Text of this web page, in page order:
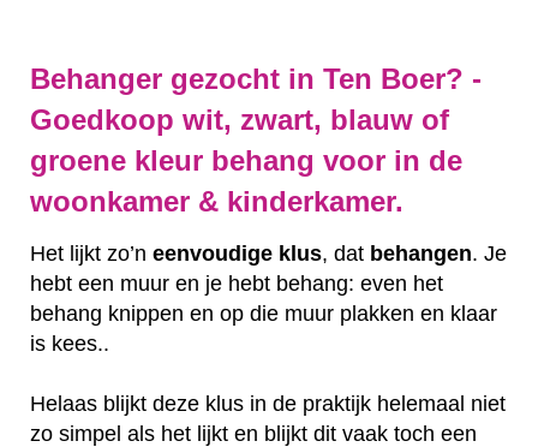
Behanger gezocht in Ten Boer? -
Goedkoop wit, zwart, blauw of
groene kleur behang voor in de
woonkamer & kinderkamer.
Het lijkt zo’n eenvoudige klus, dat behangen. Je
hebt een muur en je hebt behang: even het
behang knippen en op die muur plakken en klaar
is kees..
Helaas blijkt deze klus in de praktijk helemaal niet
zo simpel als het lijkt en blijkt dit vaak toch een